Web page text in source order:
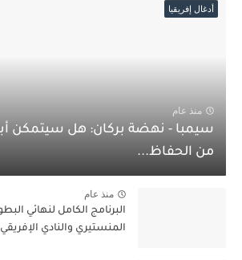
أدغال إفريقيا
منذ عام
سيمبا - نهضة بركان: هل سيتمكن
من الحفاظ...
منذ عام
البرنامج الكامل لنهائي
المنستيري والنادي الإفريقي